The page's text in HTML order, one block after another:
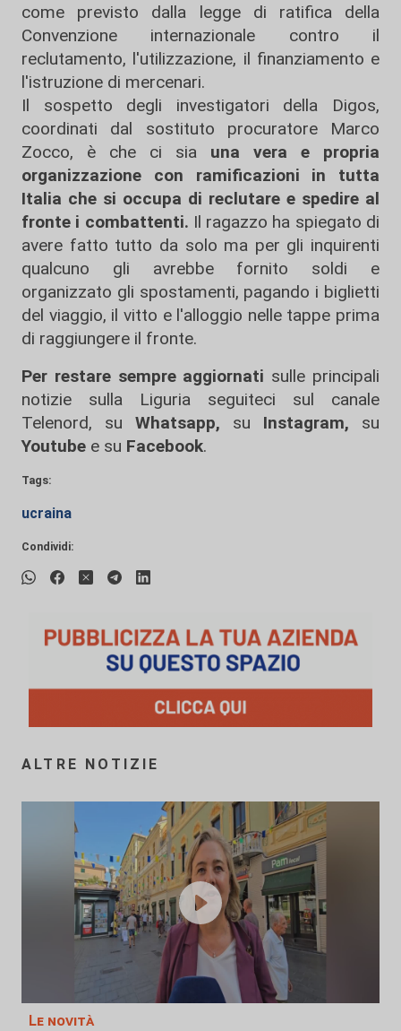
come previsto dalla legge di ratifica della
Convenzione internazionale contro il
reclutamento, l'utilizzazione, il finanziamento e
l'istruzione di mercenari.
Il sospetto degli investigatori della Digos,
coordinati dal sostituto procuratore Marco
Zocco, è che ci sia una vera e propria
organizzazione con ramificazioni in tutta
Italia che si occupa di reclutare e spedire al
fronte i combattenti. Il ragazzo ha spiegato di
avere fatto tutto da solo ma per gli inquirenti
qualcuno gli avrebbe fornito soldi e
organizzato gli spostamenti, pagando i biglietti
del viaggio, il vitto e l'alloggio nelle tappe prima
di raggiungere il fronte.
Per restare sempre aggiornati sulle principali
notizie sulla Liguria seguiteci sul canale
Telenord, su
Whatsapp, su Instagram, su
Youtube e su Facebook.
Tags:
ucraina
Condividi:
ALTRE NOTIZIE
Le novità